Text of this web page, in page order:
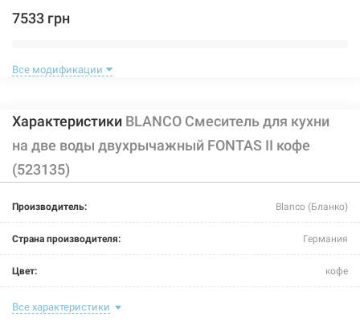
7533 грн
Артикул:226293
BLANCO Смеситель для кухни на две воды
двухрычажный FONTAS II белый (523134)
Нет в наличии
7533 грн
Все модификации
Характеристики BLANCO Смеситель для кухни
на две воды двухрычажный FONTAS II кофе
(523135)
Производитель: Blanco (Бланко)
Страна производителя: Германия
Цвет: кофе
Назначение смесителя:
Все характеристики